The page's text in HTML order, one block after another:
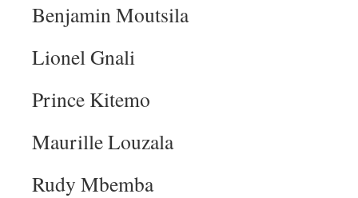
Benjamin Moutsila
Lionel Gnali
Prince Kitemo
Maurille Louzala
Rudy Mbemba